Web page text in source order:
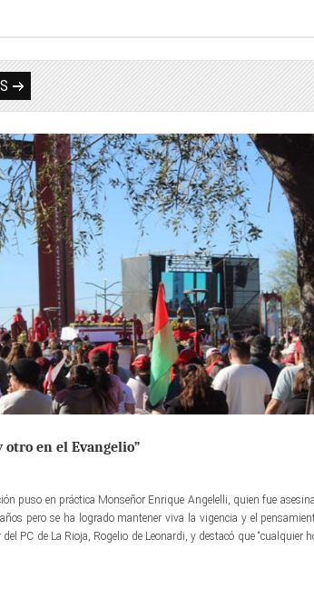
otro en el Evangelio”
puso en práctica Monseñor Enrique Angelelli, quien fue
pero se ha logrado mantener viva la vigencia y el
del PC de La Rioja, Rogelio de Leonardi, y destacó que “cualquier